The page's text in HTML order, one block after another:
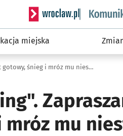
Serwis informacyjny
miejska
"Winter is coming". Zapraszamy! Wrocław jest gotowy, śnieg i mróz mu niestraszny
mu